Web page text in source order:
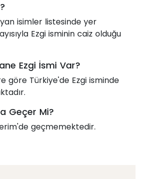
isimler listesinde yer
Ezgi isminin caiz olduğu
Ezgi İsmi Var?
göre Türkiye'de Ezgi isminde
Geçer Mi?
geçmemektedir.